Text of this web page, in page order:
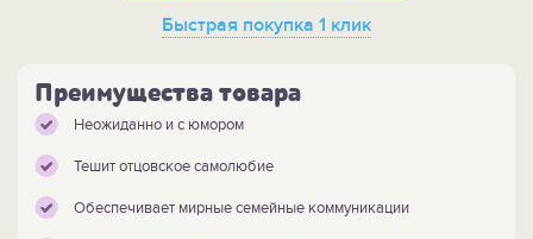
Быстрая покупка 1 клик
Преимущества товара
Неожиданно и с юмором
Тешит отцовское самолюбие
Обеспечивает мирные семейные коммуникации